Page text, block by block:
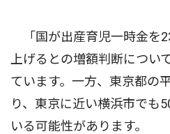
「国が出産育児一時金を
上げるとの増額判断につい
ています。一方、東京都の
り、東京に近い横浜市でも
いる可能性があります。